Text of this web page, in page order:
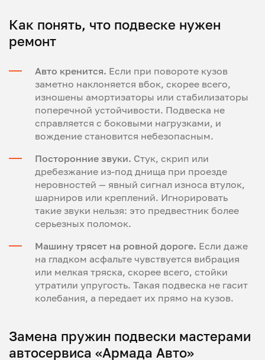
Как понять, что подвеске нужен
ремонт
Авто кренится. Если при повороте кузов
заметно наклоняется вбок, скорее всего,
изношены амортизаторы или стабилизаторы
поперечной устойчивости. Подвеска не
справляется с боковыми нагрузками, и
вождение становится небезопасным.
Посторонние звуки. Стук, скрип или
дребезжание из-под днища при проезде
неровностей — явный сигнал износа втулок,
шарниров или креплений. Игнорировать
такие звуки нельзя: это предвестник более
серьезных поломок.
Машину трясет на ровной дороге. Если даже
на гладком асфальте чувствуется вибрация
или мелкая тряска, скорее всего, стойки
утратили упругость. Такая подвеска не гасит
колебания, а передает их прямо на кузов.
Замена пружин подвески мастерами
автосервиса «Армада Авто»